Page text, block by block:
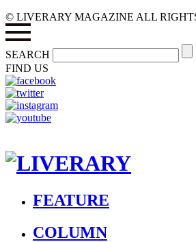
© LIVERARY MAGAZINE ALL
SEARCH
FIND US
FEATURE
COLUMN